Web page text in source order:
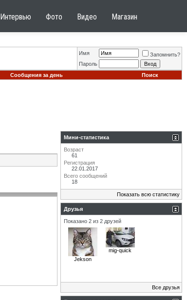
Интервью Фото Видео Магазин
Имя
Запомнить?
Пароль
Сообщения за день Поиск
Мини-статистика
Возраст
61
Регистрация
22.01.2017
Всего сообщений
18
Показать всю статистику
Друзья
Показано 2 из 2 друзей
Jekson
mig-quick
Все друзья